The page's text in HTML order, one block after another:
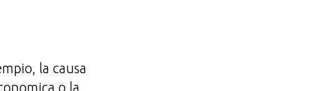
la causa
o la